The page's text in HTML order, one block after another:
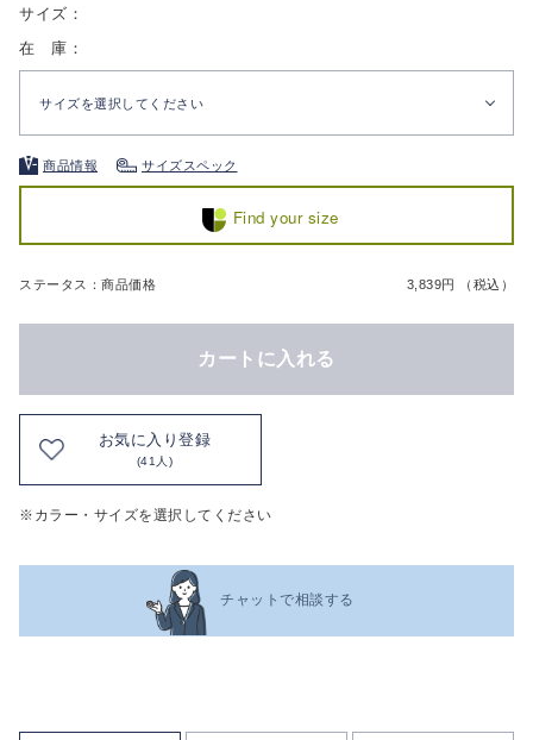
サイズ：
在 庫：
サイズを選択してください
商品情報 サイズスペック
Find your size
ステータス：商品価格 3,839円 （税込）
カートに入れる
お気に入り登録
(41人)
※カラー・サイズを選択してください
チャットで相談する